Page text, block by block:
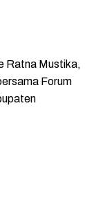
Ratna Mustika,
Forum